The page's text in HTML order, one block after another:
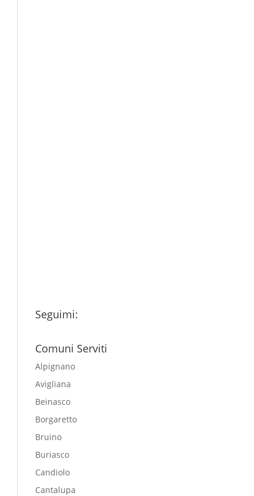
Seguimi:
Comuni Serviti
Alpignano
Avigliana
Beinasco
Borgaretto
Bruino
Buriasco
Candiolo
Cantalupa